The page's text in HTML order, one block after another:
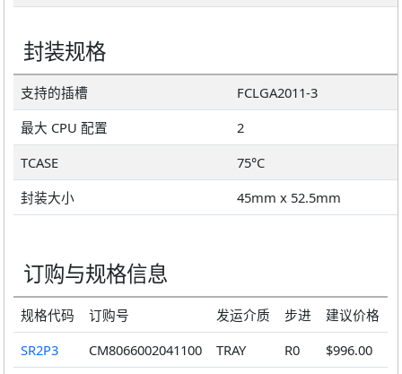
封装规格
支持的插槽
FCLGA2011-3
最大 CPU 配置
2
TCASE
75°C
封装大小
45mm x 52.5mm
订购与规格信息
规格代码 订购号 发运介质 步进
建议价格
SR2P3
CM8066002041100 TRAY R0 $996.00